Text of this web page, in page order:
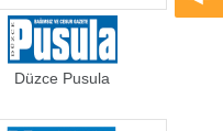
Düzce Pusula